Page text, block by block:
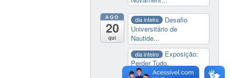
AGO
20
qui
dia inteiro
Desafio
Universitário de
Nautide...
dia inteiro
Exposição:
Perder Tudo.
Novament...